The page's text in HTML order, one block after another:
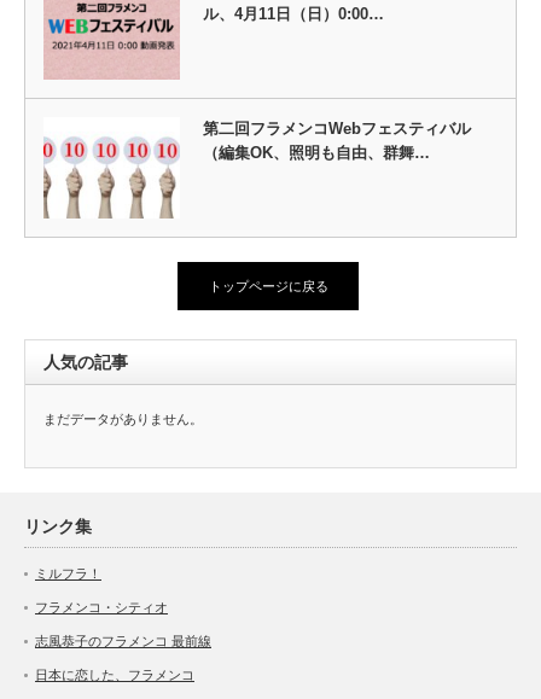
ル、4月11日（日）0:00…
第二回フラメンコWebフェスティバル
（編集OK、照明も自由、群舞…
トップページに戻る
人気の記事
まだデータがありません。
リンク集
ミルフラ！
フラメンコ・シティオ
志風恭子のフラメンコ 最前線
日本に恋した、フラメンコ